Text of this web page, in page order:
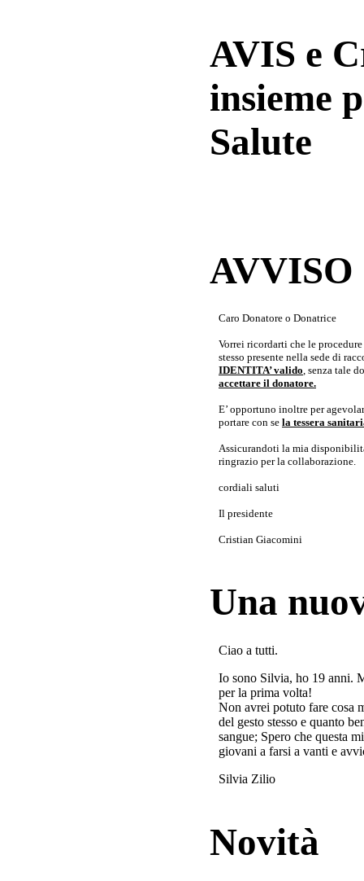
AVIS e
insieme
Salute
Caro Donatore o Donatrice
Vorrei ricordarti che le
stesso presente nella sede di
IDENTITA’ valido, senza tale
accettare il donatore.
E’ opportuno inoltre per
portare con se la tessera
Assicurandoti la mia
ringrazio per la collaborazione.
cordiali saluti
Il presidente
Cristian Giacomini
Una
Ciao a tutti.
Io sono Silvia, ho 19 anni.
per la prima volta!
Non avrei potuto fare cosa
del gesto stesso e quanto
sangue; Spero che questa
giovani a farsi a vanti e
Silvia Zilio
Novità